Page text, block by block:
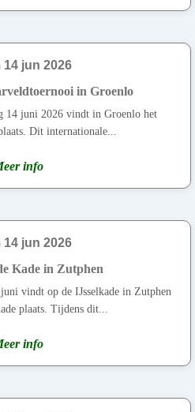
14 jun 2026
in Groenlo
14 juni 2026 vindt in Groenlo het
Dit internationale...
info
14 jun 2026
Kade in Zutphen
vindt op de IJsselkade in Zutphen
plaats. Tijdens dit...
info